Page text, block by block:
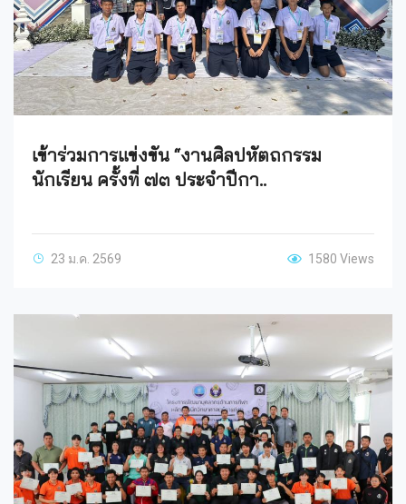
เข้าร่วมการแข่งขัน “งานศิลปหัตถกรรม
นักเรียน ครั้งที่ ๗๓ ประจำปีกา..
23 ม.ค. 2569 1580 Views